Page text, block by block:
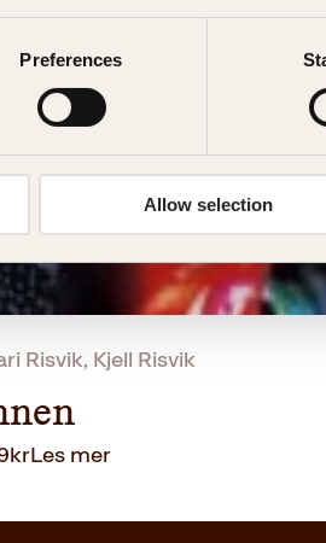
Preferences
Allow selection
Risvik, Kjell Risvik
krLes mer